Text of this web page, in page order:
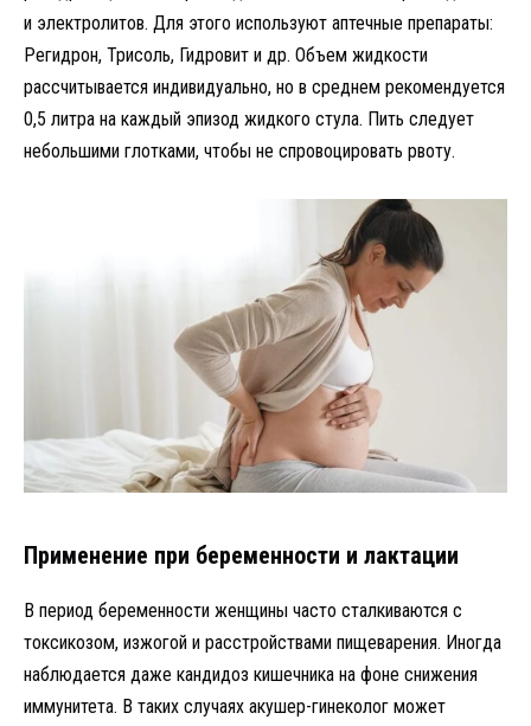
и электролитов. Для этого используют аптечные препараты:
Регидрон, Трисоль, Гидровит и др. Объем жидкости
рассчитывается индивидуально, но в среднем рекомендуется
0,5 литра на каждый эпизод жидкого стула. Пить следует
небольшими глотками, чтобы не спровоцировать рвоту.
Применение при беременности и лактации
В период беременности женщины часто сталкиваются с
токсикозом, изжогой и расстройствами пищеварения. Иногда
наблюдается даже кандидоз кишечника на фоне снижения
иммунитета. В таких случаях акушер-гинеколог может